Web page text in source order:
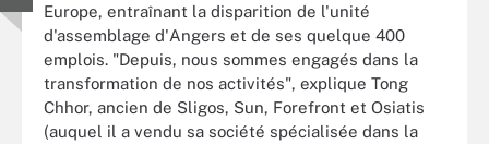
Europe, entraînant la disparition de l'unité
d'assemblage d'Angers et de ses quelque 400
emplois. "Depuis, nous sommes engagés dans la
transformation de nos activités", explique Tong
Chhor, ancien de Sligos, Sun, Forefront et Osiatis
(auquel il a vendu sa société spécialisée dans la